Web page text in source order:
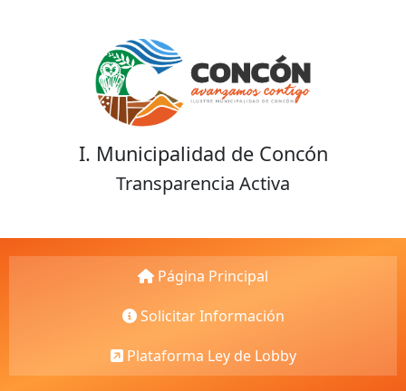
I. Municipalidad de Concón
Transparencia Activa
Página Principal
Solicitar Información
Plataforma Ley de Lobby